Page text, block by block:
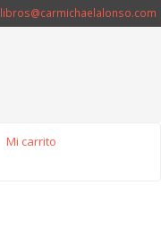
libros@carmichaelalonso.com
Mi carrito